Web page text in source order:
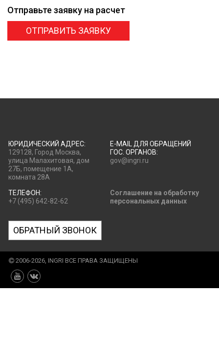
Отправьте заявку на расчет
ОТПРАВИТЬ ЗАЯВКУ
ЮРИДИЧЕСКИЙ АДРЕС:
129128, Город Москва,
улица Малахитовая, дом
27Б, помещение 1А,
комната 28А
E-MAIL ДЛЯ ОБРАЩЕНИЙ
ГОС. ОРГАНОВ:
gov@ingri.ru
ТЕЛЕФОН:
+7 (495) 642-82-62
Соглашение на обработку
персональных данных
ОБРАТНЫЙ ЗВОНОК
2006-2026, INGRI ВСЕ ПРАВА ЗАЩИЩЕНЫ